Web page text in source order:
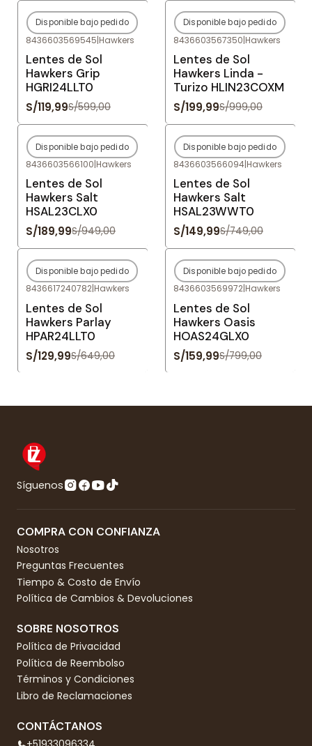
-80%OFF
Agotado
Disponible bajo pedido
8436603569545|Hawkers
Lentes de Sol
Hawkers Grip
HGRI24LLT0
S/119,99S/599,00
-80%OFF
Agotado
Disponible bajo pedido
8436603567350|Hawkers
Lentes de Sol
Hawkers Linda -
Turizo HLIN23COXM
S/199,99S/999,00
-80%OFF
Agotado
Disponible bajo pedido
8436603566100|Hawkers
Lentes de Sol
Hawkers Salt
HSAL23CLX0
S/189,99S/949,00
-80%OFF
Agotado
Disponible bajo pedido
8436603566094|Hawkers
Lentes de Sol
Hawkers Salt
HSAL23WWT0
S/149,99S/749,00
-80%OFF
Agotado
Disponible bajo pedido
8436617240782|Hawkers
Lentes de Sol
Hawkers Parlay
HPAR24LLT0
S/129,99S/649,00
-80%OFF
Agotado
Disponible bajo pedido
8436603569972|Hawkers
Lentes de Sol
Hawkers Oasis
HOAS24GLX0
S/159,99S/799,00
Síguenos
COMPRA CON CONFIANZA
Nosotros
Preguntas Frecuentes
Tiempo & Costo de Envío
Política de Cambios & Devoluciones
SOBRE NOSOTROS
Política de Privacidad
Política de Reembolso
Términos y Condiciones
Libro de Reclamaciones
CONTÁCTANOS